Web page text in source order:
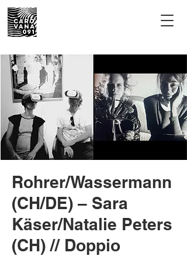
Rohrer/Wassermann
(CH/DE) – Sara
Käser/Natalie Peters
(CH) // Doppio